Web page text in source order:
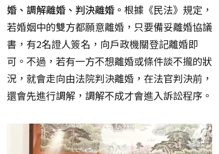
婚、調解離婚、判決離婚。 根據《民法》規定，
若婚姻中的雙方都願意離婚，只要備妥離婚協議
書，有2名證人簽名，向戶政機關登記離婚即
可。不過，若有一方不想離婚或條件談不攏的狀
況，就會走向由法院判決離婚，在法官判決前，
還會先進行調解，調解不成才會進入訴訟程序。